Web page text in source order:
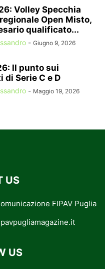
Volley Specchia
Open Misto,
qualificato...
- Giugno 9, 2026
Il punto sui
di Serie C e D
- Maggio 19, 2026
US
FIPAV Puglia
US